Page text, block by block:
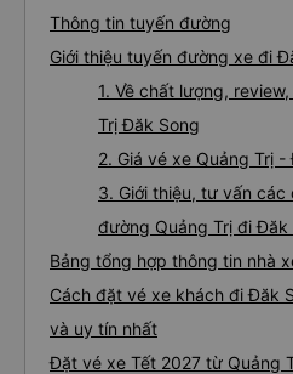
Thông tin tuyến đường
Giới thiệu tuyến đường xe đi
1. Về chất lượng,
Trị Đăk Song
2. Giá vé xe Quảng Trị -
3. Giới thiệu, tư vấn
đường Quảng Trị đi Đăk
Bảng tổng hợp thông tin nhà
Cách đặt vé xe khách đi Đăk
và uy tín nhất
Đặt vé xe Tết 2027 từ Quảng